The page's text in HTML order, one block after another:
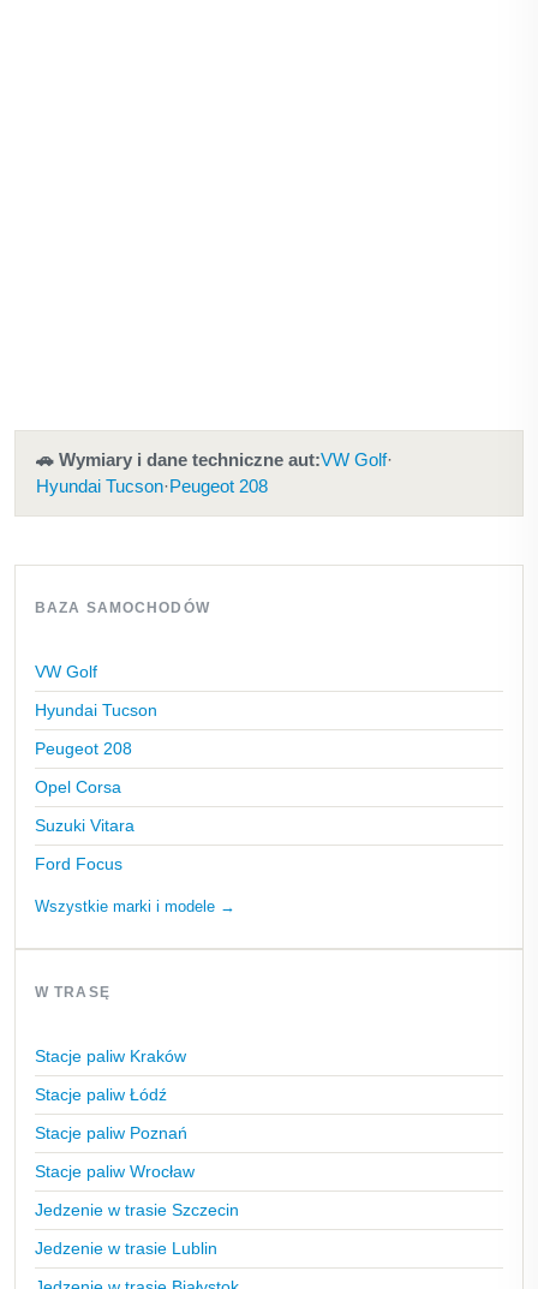
🚗 Wymiary i dane techniczne aut:VW Golf·
Hyundai Tucson·Peugeot 208
BAZA SAMOCHODÓW
VW Golf
Hyundai Tucson
Peugeot 208
Opel Corsa
Suzuki Vitara
Ford Focus
Wszystkie marki i modele →
W TRASĘ
Stacje paliw Kraków
Stacje paliw Łódź
Stacje paliw Poznań
Stacje paliw Wrocław
Jedzenie w trasie Szczecin
Jedzenie w trasie Lublin